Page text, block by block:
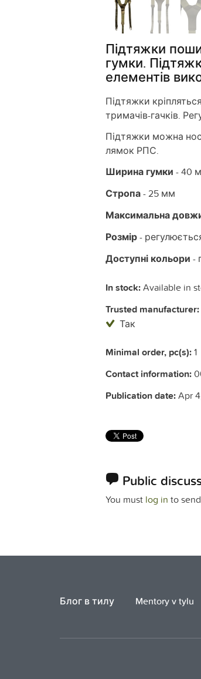
Підтяжки
гумки.
елементів
Підтяжки
тримачів-гачків.
Підтяжки можна
лямок РПС.
Ширина гумки - 40
Стропа- 25 мм
Максимальна
Розмір-
Доступні кольори -
In stock:Available in
Trusted manufacturer:
Так
Minimal order, pc(s):1
Contact information:
Publication date:Apr
Public
You must log in to
Блог в тилу Mentory v tylu